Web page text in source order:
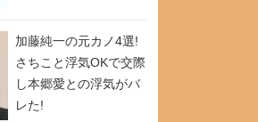
加藤純一の元カノ4選!
さちこと浮気OKで交際
し本郷愛との浮気がバ
レた!